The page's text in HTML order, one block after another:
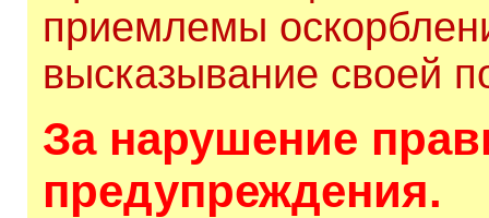
приемлемы
высказывание своей
За нарушение
предупреждения.